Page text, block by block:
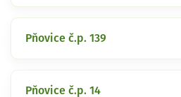
Pňovice č.p. 139
Pňovice č.p. 14